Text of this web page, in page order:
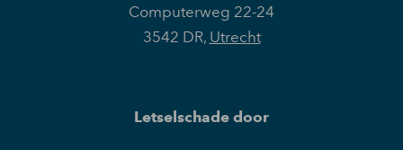
Computerweg 22-24
3542 DR, Utrecht
Letselschade door